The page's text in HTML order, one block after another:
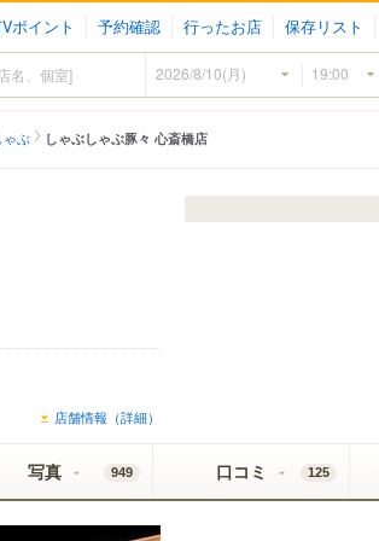
ポイント 予約確認 行ったお店 保存リスト
ゃぶ しゃぶしゃぶ豚々 心斎橋店
店舗情報（詳細）
写真 949 口コミ 125